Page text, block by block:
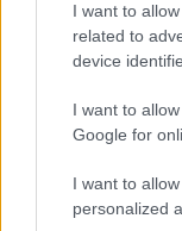
I want to
related to
device
I want to
Google for
I want to
personalized
Nazionale
amichevoli a